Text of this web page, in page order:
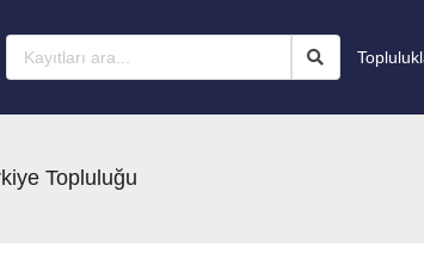
Topluluğu